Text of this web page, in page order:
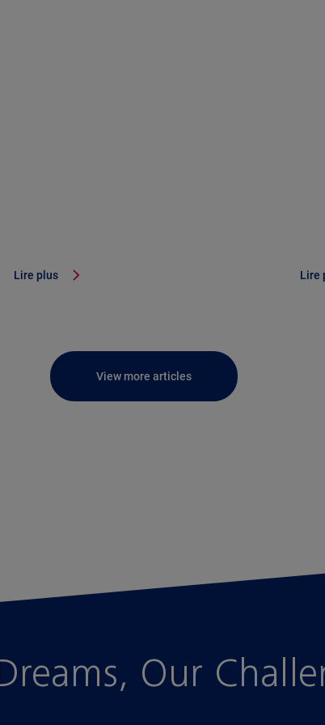
Lire plus Lire
View more articles
Our